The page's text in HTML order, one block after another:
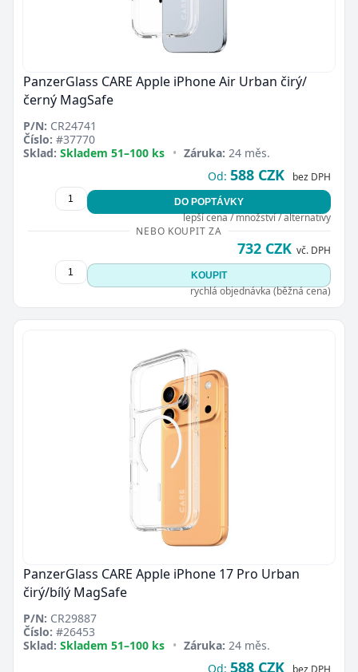
PanzerGlass CARE Apple iPhone Air Urban čirý/
černý MagSafe
P/N: CR24741
Číslo: #37770
Sklad: Skladem 51–100 ks • Záruka: 24 měs.
Od: 588 CZK bez DPH
DO POPTÁVKY
lepší cena / množství / alternativy
NEBO KOUPIT ZA
732 CZK vč. DPH
KOUPIT
rychlá objednávka (běžná cena)
PanzerGlass CARE Apple iPhone 17 Pro Urban
čirý/bílý MagSafe
P/N: CR29887
Číslo: #26453
Sklad: Skladem 51–100 ks • Záruka: 24 měs.
Od: 588 CZK bez DPH